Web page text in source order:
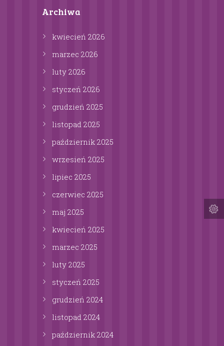
Archiwa
kwiecień 2026
marzec 2026
luty 2026
styczeń 2026
grudzień 2025
listopad 2025
październik 2025
wrzesień 2025
lipiec 2025
czerwiec 2025
maj 2025
kwiecień 2025
marzec 2025
luty 2025
styczeń 2025
grudzień 2024
listopad 2024
październik 2024